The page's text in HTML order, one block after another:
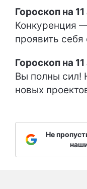
Гороскоп на
Конкуренция
проявить
Гороскоп на
Вы полны сил!
новых
Не